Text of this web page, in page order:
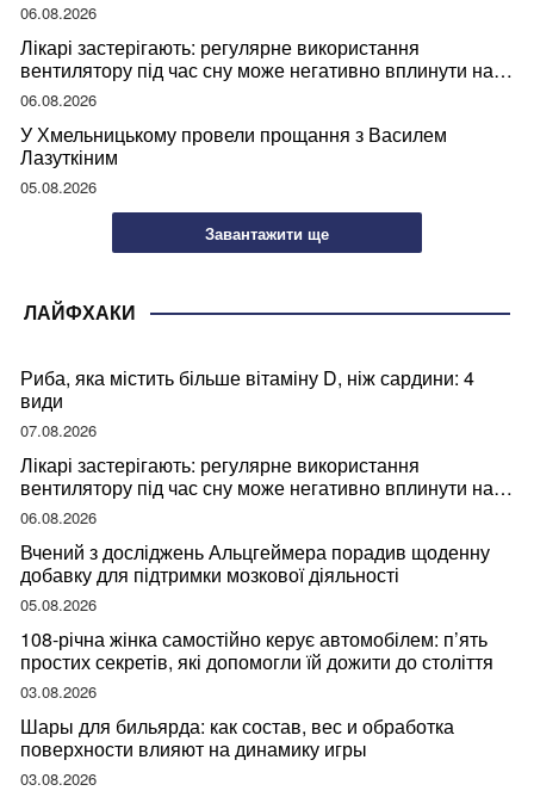
06.08.2026
Лікарі застерігають: регулярне використання
вентилятору під час сну може негативно вплинути на
ваше здоров’я
06.08.2026
У Хмельницькому провели прощання з Василем
Лазуткіним
05.08.2026
Завантажити ще
ЛАЙФХАКИ
Риба, яка містить більше вітаміну D, ніж сардини: 4
види
07.08.2026
Лікарі застерігають: регулярне використання
вентилятору під час сну може негативно вплинути на
ваше здоров’я
06.08.2026
Вчений з досліджень Альцгеймера порадив щоденну
добавку для підтримки мозкової діяльності
05.08.2026
108-річна жінка самостійно керує автомобілем: п’ять
простих секретів, які допомогли їй дожити до століття
03.08.2026
Шары для бильярда: как состав, вес и обработка
поверхности влияют на динамику игры
03.08.2026